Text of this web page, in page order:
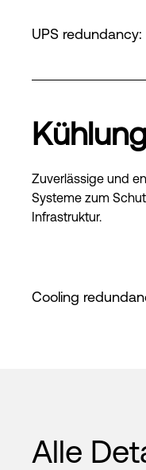
UPS redundancy:
Zuverlässige und
Systeme zum
Infrastruktur.
Cooling
Alle